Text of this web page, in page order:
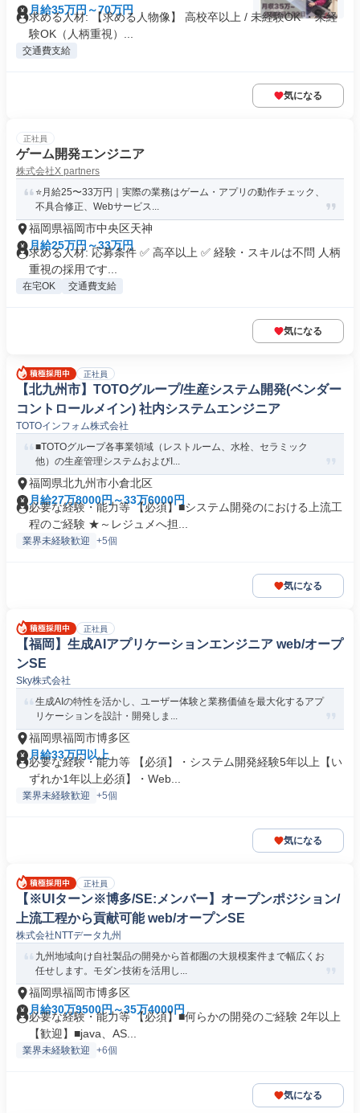
月給35万円～70万円
求める人材: 【求める人物像】 高校卒以上 / 未経験OK ・未経
験OK（人柄重視）...
交通費支給
気になる
正社員
ゲーム開発エンジニア
株式会社X partners
⭐月給25〜33万円｜実際の業務はゲーム・アプリの動作チェック、
不具合修正、Webサービス...
福岡県福岡市中央区天神
月給25万円～33万円
求める人材: 応募条件 ✅ 高卒以上 ✅ 経験・スキルは不問 人柄
重視の採用です...
在宅OK 交通費支給
気になる
正社員
【北九州市】TOTOグループ/生産システム開発(ベンダー
コントロールメイン) 社内システムエンジニア
TOTOインフォム株式会社
■TOTOグループ各事業領域（レストルーム、水栓、セラミック
他）の生産管理システムおよびI...
福岡県北九州市小倉北区
月給27万8000円～33万6000円
必要な経験・能力等 【必須】■システム開発のにおける上流工
程のご経験 ★～レジュメへ担...
業界未経験歓迎 +5個
気になる
正社員
【福岡】生成AIアプリケーションエンジニア web/オープ
ンSE
Sky株式会社
生成AIの特性を活かし、ユーザー体験と業務価値を最大化するアプ
リケーションを設計・開発しま...
福岡県福岡市博多区
月給33万円以上
必要な経験・能力等 【必須】・システム開発経験5年以上【い
ずれか1年以上必須】・Web...
業界未経験歓迎 +5個
気になる
正社員
【※UIターン※博多/SE:メンバー】オープンポジション/
上流工程から貢献可能 web/オープンSE
株式会社NTTデータ九州
九州地域向け自社製品の開発から首都圏の大規模案件まで幅広くお
任せします。モダン技術を活用し...
福岡県福岡市博多区
月給30万9500円～35万4000円
必要な経験・能力等 【必須】■何らかの開発のご経験 2年以上
【歓迎】■java、AS...
業界未経験歓迎 +6個
気になる